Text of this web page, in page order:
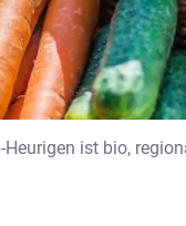
Heurigen ist bio,